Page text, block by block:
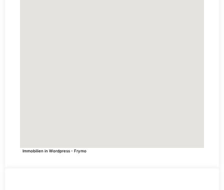
Immobilien in Wordpress - Frymo